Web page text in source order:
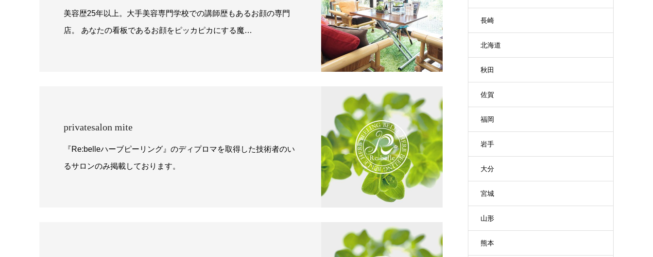
美容歴25年以上。大手美容専門学校での講師歴もあるお顔の専門
店。 あなたの看板であるお顔をピッカピカにする魔…
privatesalon mite
『Re:belleハーブピーリング』のディプロマを取得した技術者のい
るサロンのみ掲載しております。
長崎
北海道
秋田
佐賀
福岡
岩手
大分
宮城
山形
熊本